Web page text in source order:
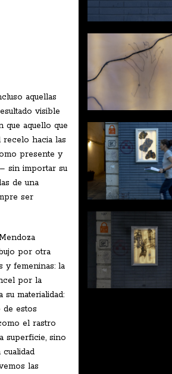
aquellas
visible
que aquello que
hacia las
presente y
sin importar su
de una
ser
por otra
y femeninas: la
por la
materialidad:
de estos
el rastro
superficie, sino
las